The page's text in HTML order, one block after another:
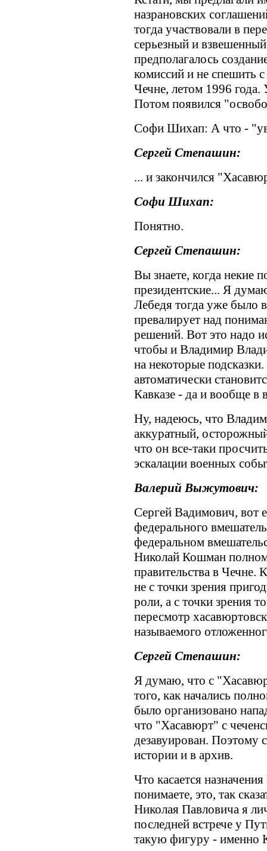
назрановских
тогда участвовали в
серьезный и
предполагалось
комиссий и не спешить
Чечне, летом 1996
Потом появился
Софи Шихап: А что -
Сергей Степашин:
... и закончился
Софи Шихап:
Понятно.
Сергей Степашин:
Вы знаете, когда некие
президентские... Я
Лебедя тогда уже было
превалирует над
решений. Вот это надо
чтобы и Владимир
на некоторые
автоматически
Кавказе - да и вообще в
Ну, надеюсь, что
аккуратный,
что он все-таки
эскалации военных
Валерий Выжутович:
Сергей Вадимович, вот
федерального
федеральном
Николай Кошман
правительства в Чечне.
не с точки зрения
роли, а с точки зрения
пересмотр
называемого
Сергей Степашин:
Я думаю, что с
того, как начались
было организовано
что "Хасавюрт" с
дезавуирован. Поэтому
истории и в архив.
Что касается
понимаете, это, так
Николая Павловича я
последней встрече у
такую фигуру - именно